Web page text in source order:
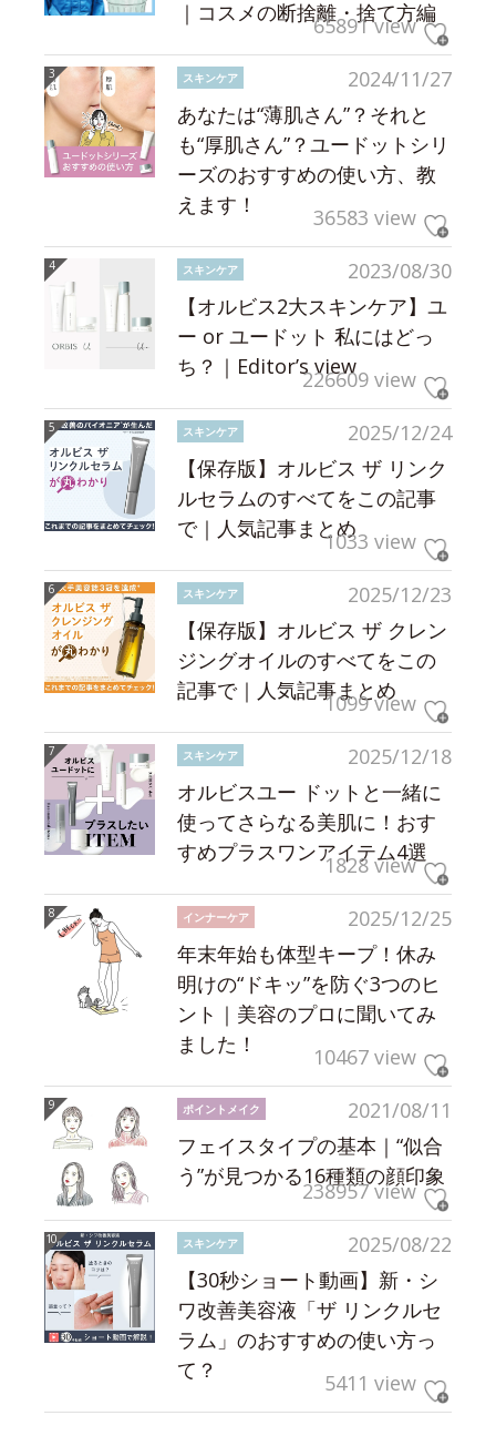
｜コスメの断捨離・捨て方編
65891 view
2024/11/27
スキンケア
あなたは“薄肌さん”？それと
も“厚肌さん”？ユードットシリ
ーズのおすすめの使い方、教
えます！
36583 view
2023/08/30
スキンケア
【オルビス2大スキンケア】ユ
ー or ユードット 私にはどっ
ち？｜Editor’s view226609 view
2025/12/24
スキンケア
【保存版】オルビス ザ リンク
ルセラムのすべてをこの記事
で｜人気記事まとめ1033 view
2025/12/23
スキンケア
【保存版】オルビス ザ クレン
ジングオイルのすべてをこの
記事で｜人気記事まとめ
1099 view
2025/12/18
スキンケア
オルビスユー ドットと一緒に
使ってさらなる美肌に！おす
すめプラスワンアイテム4選
1828 view
2025/12/25
インナーケア
年末年始も体型キープ！休み
明けの“ドキッ”を防ぐ3つのヒ
ント｜美容のプロに聞いてみ
ました！
10467 view
2021/08/11
ポイントメイク
フェイスタイプの基本｜“似合
う”が見つかる16種類の顔印象
238957 view
2025/08/22
スキンケア
【30秒ショート動画】新・シ
ワ改善美容液「ザ リンクルセ
ラム」のおすすめの使い方っ
て？
5411 view